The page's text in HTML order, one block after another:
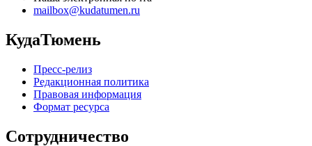
mailbox@kudatumen.ru
КудаТюмень
Пресс-релиз
Редакционная политика
Правовая информация
Формат ресурса
Сотрудничество